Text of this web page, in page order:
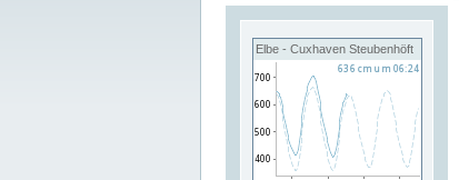
Elbe - Cuxhaven Steubenhöft